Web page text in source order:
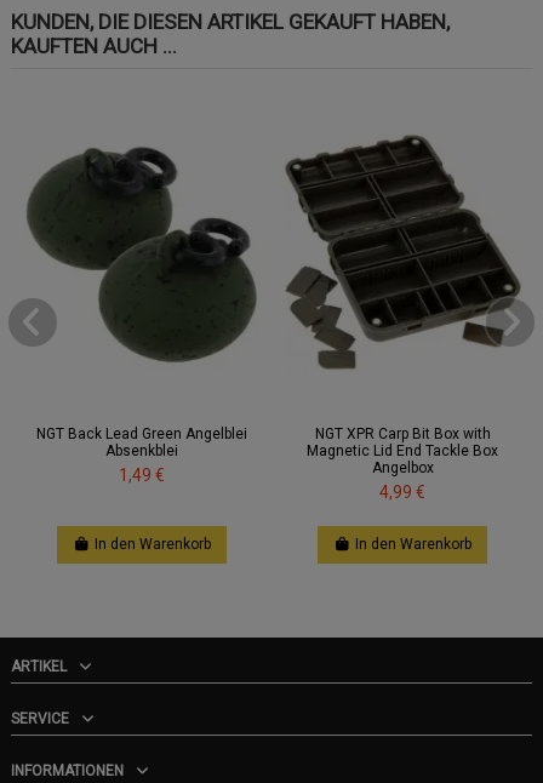
KUNDEN, DIE DIESEN ARTIKEL GEKAUFT HABEN,
KAUFTEN AUCH ...
NGT Back Lead Green Angelblei
Absenkblei
1,49 €
In den Warenkorb
NGT XPR Carp Bit Box with
Magnetic Lid End Tackle Box
Angelbox
4,99 €
In den Warenkorb
ARTIKEL
SERVICE
INFORMATIONEN